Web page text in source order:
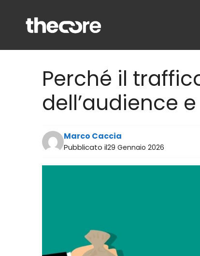
contenuto
Perché il
dell’audience
Marco Caccia
Pubblicato il29 Gennaio 2026